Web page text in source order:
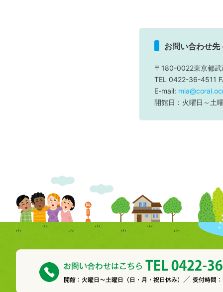
お問い合わせ先
〒180-0022東京都
TEL 0422-36-4511
E-mail:
開館日：火曜日～土